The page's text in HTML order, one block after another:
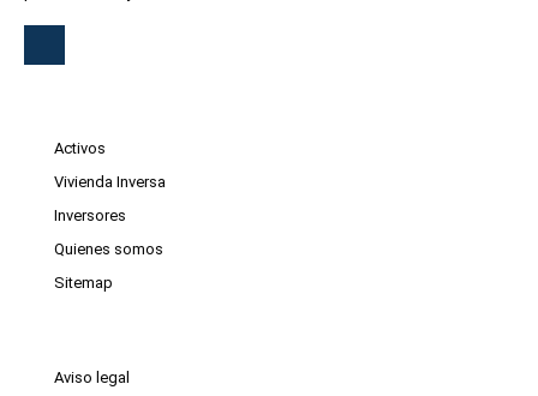
Activos
Vivienda Inversa
Inversores
Quienes somos
Sitemap
Aviso legal